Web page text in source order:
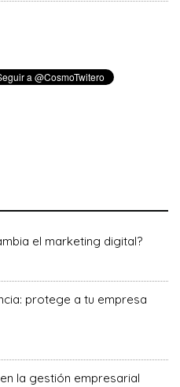
el marketing digital?
protege a tu empresa
la gestión empresarial